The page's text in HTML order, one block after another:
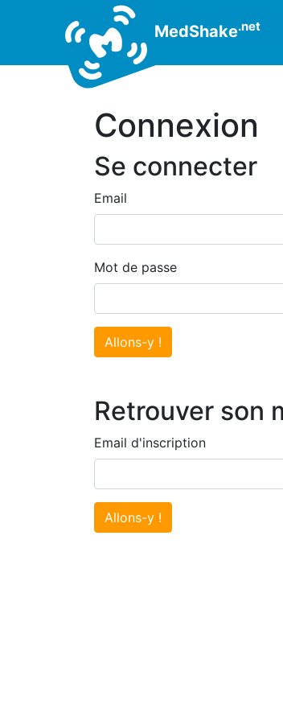
MedShake.net
Connexion
Se connecter
Email
Mot de passe
Allons-y !
Retrouver son
Email d'inscription
Allons-y !